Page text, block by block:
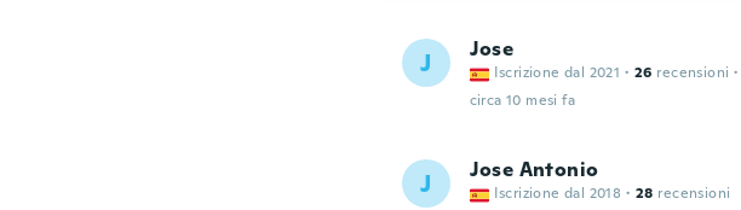
J Jose
Iscrizione dal 2021 · 26 recensioni ·
circa 10 mesi fa
J Jose Antonio
Iscrizione dal 2018 · 28 recensioni